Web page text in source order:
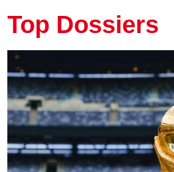
Top Dossiers